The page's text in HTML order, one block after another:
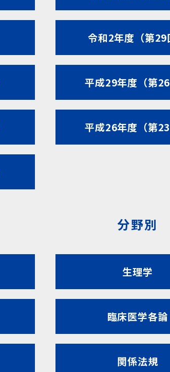
令和2年度（第29
平成29年度（第26
平成26年度（第23
分野別
生理学
臨床医学各論
関係法規